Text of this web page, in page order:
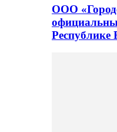
ООО
Республике